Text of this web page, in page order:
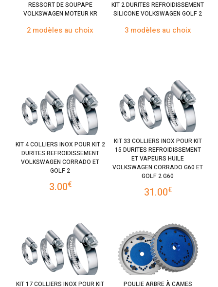
RESSORT DE SOUPAPE
VOLKSWAGEN MOTEUR KR
2 modèles au choix
KIT 2 DURITES REFROIDISSEMENT
SILICONE VOLKSWAGEN GOLF 2
3 modèles au choix
KIT 4 COLLIERS INOX POUR KIT 2
DURITES REFROIDISSEMENT
VOLKSWAGEN CORRADO ET
GOLF 2
3.00€
KIT 33 COLLIERS INOX POUR KIT
15 DURITES REFROIDISSEMENT
ET VAPEURS HUILE
VOLKSWAGEN CORRADO G60 ET
GOLF 2 G60
31.00€
KIT 17 COLLIERS INOX POUR KIT POULIE ARBRE À CAMES